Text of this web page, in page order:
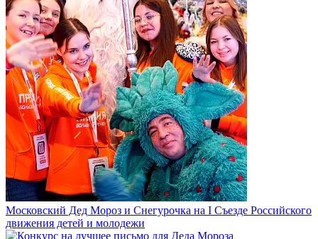
Московский Дед Мороз и Снегурочка на I Съезде Российского
движения детей и молодежи